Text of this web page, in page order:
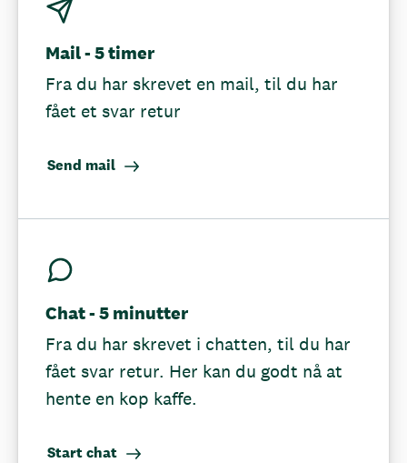
Mail - 5 timer
Fra du har skrevet en mail, til du har
fået et svar retur
Send mail
Chat - 5 minutter
Fra du har skrevet i chatten, til du har
fået svar retur. Her kan du godt nå at
hente en kop kaffe.
Start chat